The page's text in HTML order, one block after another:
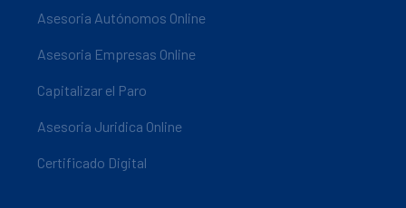
Asesoria Autónomos Online
Asesoria Empresas Online
Capitalizar el Paro
Asesoria Juridica Online
Certificado Digital